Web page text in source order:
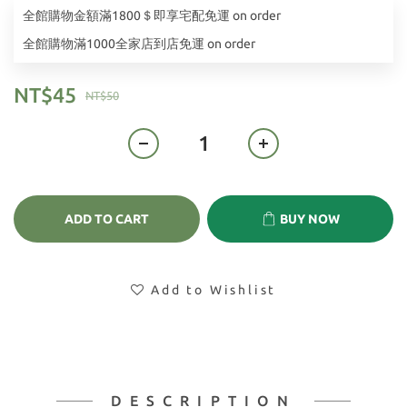
全館購物金額滿1800＄即享宅配免運 on order
全館購物滿1000全家店到店免運 on order
NT$50
NT$45
ADD TO CART BUY NOW
Add to Wishlist
DESCRIPTION